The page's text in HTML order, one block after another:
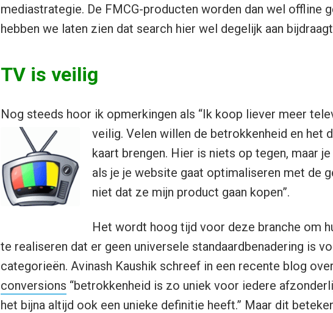
mediastrategie. De FMCG-producten worden dan wel offline
hebben we laten zien dat search hier wel degelijk aan
TV is veilig
Nog steeds hoor ik opmerkingen als “Ik koop liever meer
veilig. Velen willen de betrokkenheid en het
kaart brengen. Hier is niets op tegen, maar
als je je website gaat optimaliseren met de
niet dat ze mijn product gaan kopen”.
Het wordt hoog tijd voor deze branche om
te realiseren dat er geen universele standaardbenadering is
categorieën. Avinash Kaushik schreef in een recente blog over
conversions “betrokkenheid is zo uniek voor iedere
het bijna altijd ook een unieke definitie heeft.” Maar dit